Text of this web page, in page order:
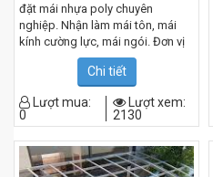
đặt mái nhựa poly chuyên
nghiệp. Nhận làm mái tôn, mái
kính cường lực, mái ngói. Đơn vị
thi công mái poly chúng tôi có
nhiều năm kinh nghiệm, phục vụ
khách hàng chu đáo, cẩn thận.
Qúy khách cần tư vấn, thiết kế, thi
công mái poly đẹp tại Quận 5, xin
vui lòng liên hệ0967.182.229để
được hỗ trợ.
Chi tiết
Lượt mua:
0
Lượt xem:
2130